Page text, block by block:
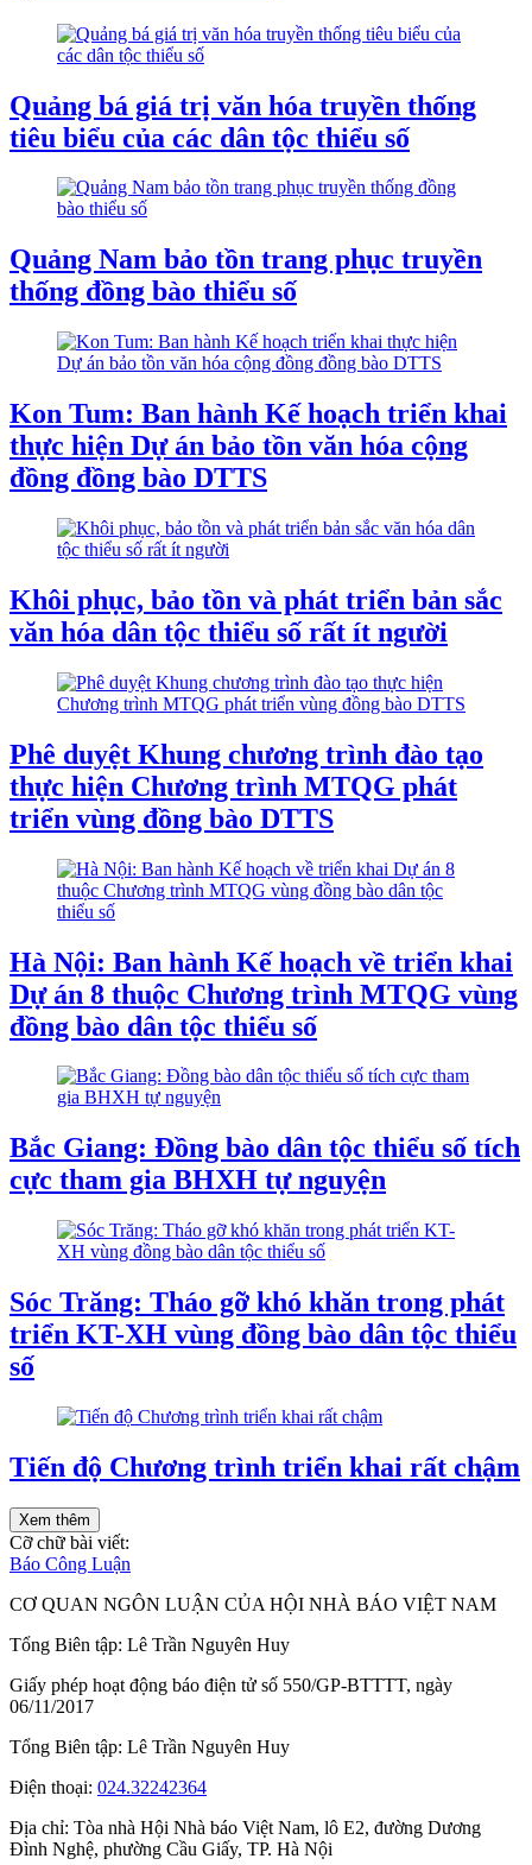
Quảng bá giá trị văn hóa truyền thống
tiêu biểu của các dân tộc thiểu số
Quảng Nam bảo tồn trang phục truyền
thống đồng bào thiểu số
Kon Tum: Ban hành Kế hoạch triển khai
thực hiện Dự án bảo tồn văn hóa cộng
đồng đồng bào DTTS
Khôi phục, bảo tồn và phát triển bản sắc
văn hóa dân tộc thiểu số rất ít người
Phê duyệt Khung chương trình đào tạo
thực hiện Chương trình MTQG phát
triển vùng đồng bào DTTS
Hà Nội: Ban hành Kế hoạch về triển khai
Dự án 8 thuộc Chương trình MTQG vùng
đồng bào dân tộc thiểu số
Bắc Giang: Đồng bào dân tộc thiểu số tích
cực tham gia BHXH tự nguyện
Sóc Trăng: Tháo gỡ khó khăn trong phát
triển KT-XH vùng đồng bào dân tộc thiểu
số
Tiến độ Chương trình triển khai rất chậm
Xem thêm
Cỡ chữ bài viết:
Báo Công Luận
CƠ QUAN NGÔN LUẬN CỦA HỘI NHÀ BÁO VIỆT NAM
Tổng Biên tập: Lê Trần Nguyên Huy
Giấy phép hoạt động báo điện tử số 550/GP-BTTTT, ngày
06/11/2017
Tổng Biên tập: Lê Trần Nguyên Huy
Điện thoại: 024.32242364
Địa chỉ: Tòa nhà Hội Nhà báo Việt Nam, lô E2, đường Dương
Đình Nghệ, phường Cầu Giấy, TP. Hà Nội